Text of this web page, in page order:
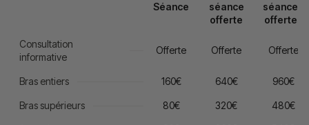
Séance
séance
offerte
séances
offertes
Consultation
informative
Offerte Offerte Offerte
Bras entiers 160€ 640€ 960€
Bras supérieurs 80€ 320€ 480€